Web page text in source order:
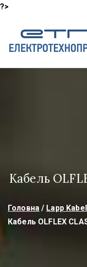
?>
вмісту
Кабель
Головна
Lapp Kabel
Кабель OLFLEX